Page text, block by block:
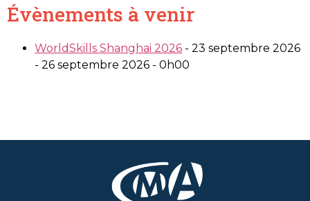
Évènements à venir
WorldSkills Shanghai 2026 - 23 septembre 2026
- 26 septembre 2026 - 0h00